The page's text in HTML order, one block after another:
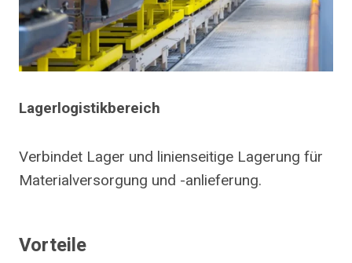
Lagerlogistikbereich
Verbindet Lager und linienseitige Lagerung für
Materialversorgung und -anlieferung.
Vorteile